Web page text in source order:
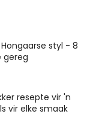
styl - 8
gereg
resepte vir 'n
vir elke smaak